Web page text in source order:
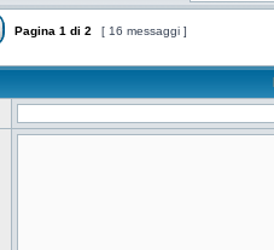
Pagina 1 di 2 [ 16 messaggi ]